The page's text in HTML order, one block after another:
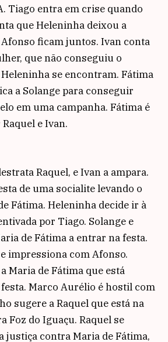
Tiago entra em crise quando
que Heleninha deixou a
ficam juntos. Ivan conta
que não conseguiu o
se encontram. Fátima
a Solange para conseguir
em uma campanha. Fátima é
e Ivan.
Raquel, e Ivan a ampara.
de uma socialite levando o
Fátima. Heleninha decide ir à
por Tiago. Solange e
de Fátima a entrar na festa.
impressiona com Afonso.
Maria de Fátima que está
Marco Aurélio é hostil com
sugere a Raquel que está na
Foz do Iguaçu. Raquel se
justiça contra Maria de Fátima,